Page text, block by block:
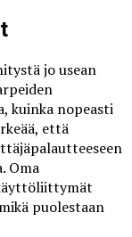
jo usean
kuinka nopeasti
että
Oma
puolestaan